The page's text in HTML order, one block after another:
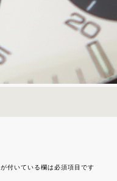
が付いている欄は必須項目です